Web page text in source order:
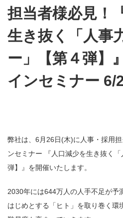
担当者様必見！
生き抜く「人事
ー」【第４弾】
インセミナー 6/
弊社は、6月26日(木)に人事・採用
ンセミナー 『人口減少を生き抜く
弾】』を開催いたします。
2030年には644万人の人手不足が予
はじめとする「ヒト」を取り巻く環